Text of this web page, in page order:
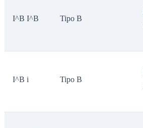
I^B I^B Tipo B
I^B i Tipo B